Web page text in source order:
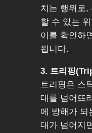
치는 행위로,
할 수 있는
이를 확인하
됩니다.
3. 트리핑
트리핑은 스
대를 넘어뜨
에 방해가 되
대가 넘어지